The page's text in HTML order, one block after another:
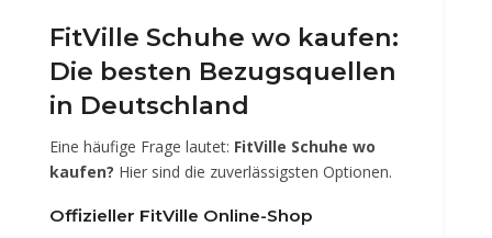
FitVille Schuhe wo kaufen:
Die besten Bezugsquellen
in Deutschland
Eine häufige Frage lautet: FitVille Schuhe wo
kaufen? Hier sind die zuverlässigsten Optionen.
Offizieller FitVille Online-Shop